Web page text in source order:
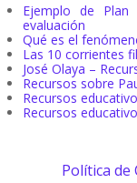
Ejemplo de
evaluación
Qué es el
Las 10 corrientes
José Olaya –
Recursos sobre
Recursos
Recursos
Política de